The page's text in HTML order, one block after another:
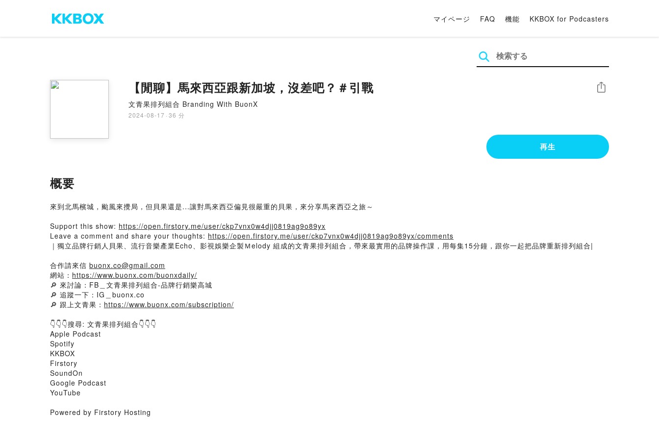
マイページ FAQ 機能 KKBOX for Podcasters
【閒聊】馬來西亞跟新加坡，沒差吧？＃引戰
文青果排列組合 Branding With BuonX
2024-08-17 · 36 分
シェア
再生
概要
來到北馬檳城，颱風來攪局，但貝果還是...讓對馬來西亞偏見很嚴重的貝果，來分享馬來西亞之旅～
Support this show: https://open.firstory.me/user/ckp7vnx0w4djj0819ag9o89yx
Leave a comment and share your thoughts: https://open.firstory.me/user/ckp7vnx0w4djj0819ag9o89yx/comments
｜獨立品牌行銷人貝果、流行音樂產業Echo、影視娛樂企製Ｍelody 組成的文青果排列組合，帶來最實用的品牌操作課，用每集15分鐘，跟你一起把品牌重新排列組合|
合作請來信 buonx.co@gmail.com
網站： https://www.buonx.com/buonxdaily/
🔎 來討論：FB＿文青果排列組合-品牌行銷樂高城
🔎 追蹤一下：IG＿buonx.co
🔎 跟上文青果： https://www.buonx.com/subscription/
👇👇👇搜尋: 文青果排列組合👇👇👇
Apple Podcast
Spotify
KKBOX
Firstory
SoundOn
Google Podcast
YouTube
Powered by Firstory Hosting